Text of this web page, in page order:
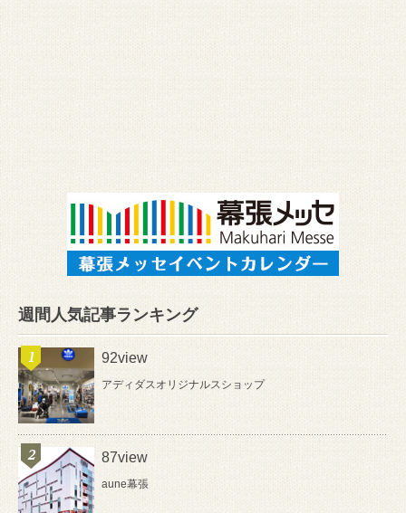
週間人気記事ランキング
92view
アディダスオリジナルスショップ
87view
aune幕張